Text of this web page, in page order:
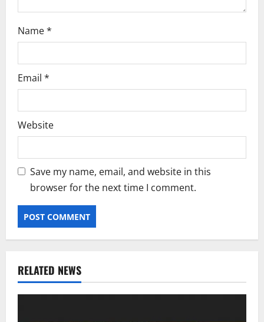
Name*
Email *
Website
Save my name, email, and website in this
browser for the next time I comment.
RELATED NEWS